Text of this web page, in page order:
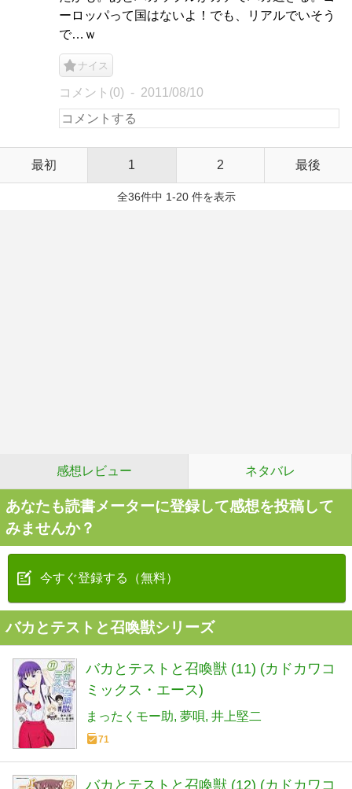
ーロッパって国はないよ！でも、リアルでいそう
で…ｗ
ナイス
コメント(0) 2011/08/10
最初 1 2 最後
全36件中 1-20 件を表示
感想レビュー ネタバレ
あなたも読書メーターに登録して感想を投稿して
みませんか？
今すぐ登録する（無料）
バカとテストと召喚獣シリーズ
バカとテストと召喚獣 (11) (カドカワコ
ミックス・エース)
まったくモー助 夢唄 井上堅二
71
バカとテストと召喚獣 (12) (カドカワコ